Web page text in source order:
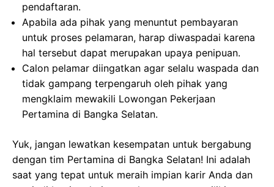
pendaftaran.
Apabila ada pihak yang menuntut pembayaran
untuk proses pelamaran, harap diwaspadai karena
hal tersebut dapat merupakan upaya penipuan.
Calon pelamar diingatkan agar selalu waspada dan
tidak gampang terpengaruh oleh pihak yang
mengklaim mewakili Lowongan Pekerjaan
Pertamina di Bangka Selatan.
Yuk, jangan lewatkan kesempatan untuk bergabung
dengan tim Pertamina di Bangka Selatan! Ini adalah
saat yang tepat untuk meraih impian karir Anda dan